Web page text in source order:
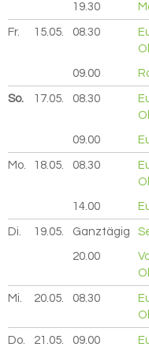
19.30
Fr. 15.05. 2026
08.30
09.00
So. 17.05. 2026
08.30
09.00
Mo. 18.05. 2026
08.30
14.00
Di. 19.05. 2026
Ganztägig
20.00
Mi. 20.05. 2026
08.30
Do. 21.05. 2026
09.00